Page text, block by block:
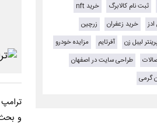
و
ثبت نام کالابرگ
خرید nft
خرید زعفران
زرچین
لیبل زن آفرتایم
مزایده خودرو
طراحی سایت در اصفهان
گرمی